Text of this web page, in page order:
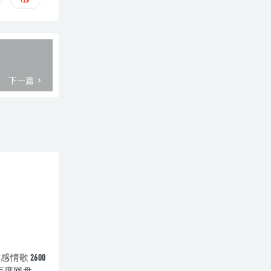
下一篇
情歌 2600